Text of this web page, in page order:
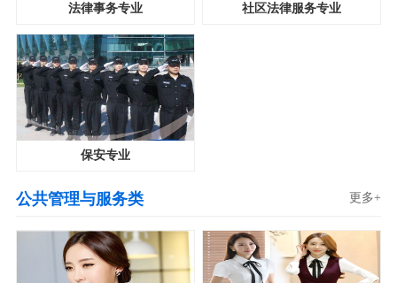
法律事务专业 社区法律服务专业
保安专业
更多+
公共管理与服务类